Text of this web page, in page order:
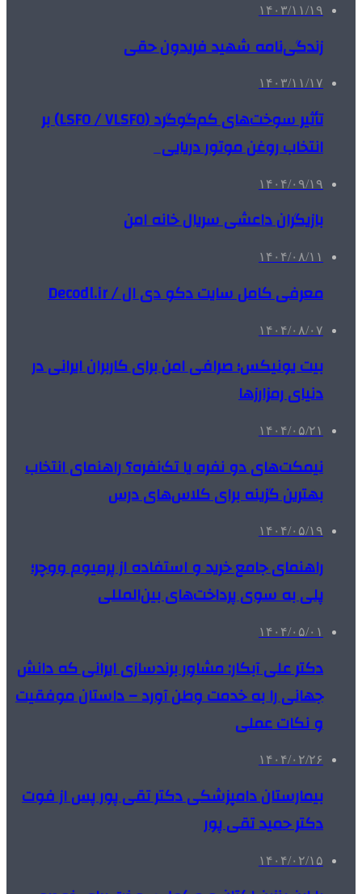
۱۴۰۳/۱۱/۱۹
زندگی‌نامه شهید فریدون حقی
۱۴۰۳/۱۱/۱۷
تأثیر سوخت‌های کم‌گوگرد (LSFO / VLSFO) بر
انتخاب روغن موتور دریایی
۱۴۰۴/۰۹/۱۹
بازیگران داعشی سریال خانه امن
۱۴۰۴/۰۸/۱۱
معرفی کامل سایت دکو دی ال / Decodl.ir
۱۴۰۴/۰۸/۰۷
بیت یونیکس؛ صرافی امن برای کاربران ایرانی در
دنیای رمزارزها
۱۴۰۴/۰۵/۲۱
نیمکت‌های دو نفره یا تک‌نفره؟ راهنمای انتخاب
بهترین گزینه برای کلاس‌های درس
۱۴۰۴/۰۵/۱۹
راهنمای جامع خرید و استفاده از پرمیوم ووچر؛
پلی به سوی پرداخت‌های بین‌المللی
۱۴۰۴/۰۵/۰۱
دکتر علی آبکار: مشاور برندسازی ایرانی که دانش
جهانی را به خدمت وطن آورد – داستان موفقیت
و نکات عملی
۱۴۰۴/۰۲/۲۶
بیمارستان دامپزشکی دکتر تقی پور پس از فوت
دکتر حمید تقی پور
۱۴۰۴/۰۲/۱۵